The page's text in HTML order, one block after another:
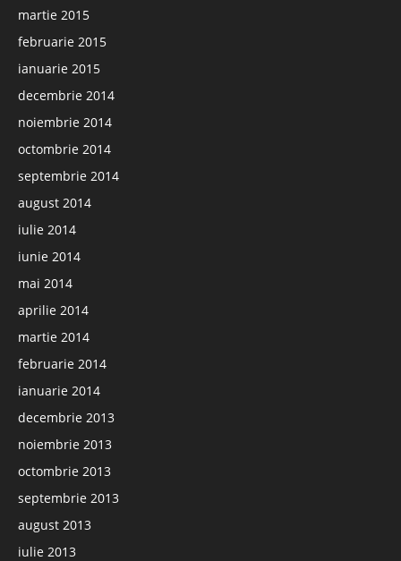
martie 2015
februarie 2015
ianuarie 2015
decembrie 2014
noiembrie 2014
octombrie 2014
septembrie 2014
august 2014
iulie 2014
iunie 2014
mai 2014
aprilie 2014
martie 2014
februarie 2014
ianuarie 2014
decembrie 2013
noiembrie 2013
octombrie 2013
septembrie 2013
august 2013
iulie 2013